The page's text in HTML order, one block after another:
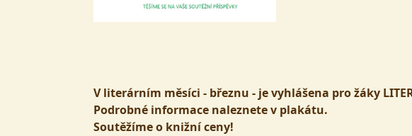
V literárním měsíci - březnu - je vyhlášena pro žáky
Podrobné informace naleznete v plakátu.
Soutěžíme o knižní ceny!